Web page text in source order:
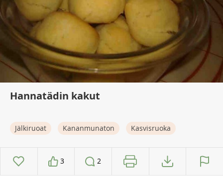
Hannatädin kakut
Jälkiruoat Kananmunaton Kasvisruoka
3 2